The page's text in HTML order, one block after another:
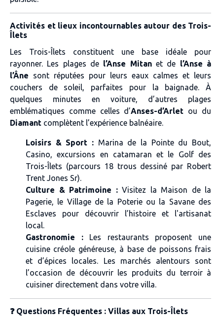
Activités et lieux incontournables autour des Trois-
Îlets
Les Trois-Îlets constituent une base idéale pour
rayonner. Les plages de l’Anse Mitanet de l’Anse à
l’Âne sont réputées pour leurs eaux calmes et leurs
couchers de soleil, parfaites pour la baignade. À
quelques minutes en voiture, d’autres plages
emblématiques comme celles d’Anses-d’Arlet ou du
Diamant complètent l’expérience balnéaire.
Loisirs & Sport : Marina de la Pointe du Bout,
Casino, excursions en catamaran et le Golf des
Trois-Îlets (parcours 18 trous dessiné par Robert
Trent Jones Sr).
Culture & Patrimoine :Visitez la Maison de la
Pagerie, le Village de la Poterie ou la Savane des
Esclaves pour découvrir l’histoire et l'artisanat
local.
Gastronomie :Les restaurants proposent une
cuisine créole généreuse, à base de poissons frais
et d’épices locales. Les marchés alentours sont
l’occasion de découvrir les produits du terroir à
cuisiner directement dans votre villa.
❓ Questions Fréquentes : Villas aux Trois-Îlets